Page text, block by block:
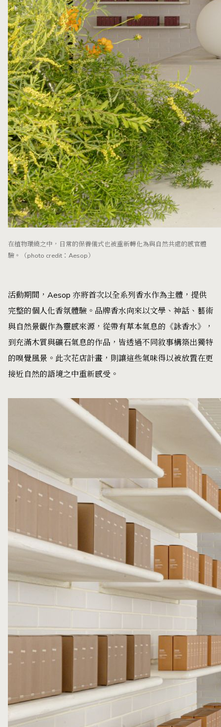
在植物環繞之中，日常的保養儀式也被重新轉化為與自然共處的感官體
驗。（photo credit：Aesop）
活動期間，Aesop 亦將首次以全系列香水作為主體，提供
完整的個人化香氛體驗。品牌香水向來以文學、神話、藝術
與自然景觀作為靈感來源，從帶有草本氣息的《詠香水》，
到充滿木質與礦石氣息的作品，皆透過不同敘事構築出獨特
的嗅覺風景。此次花店計畫，則讓這些氣味得以被放置在更
接近自然的語境之中重新感受。